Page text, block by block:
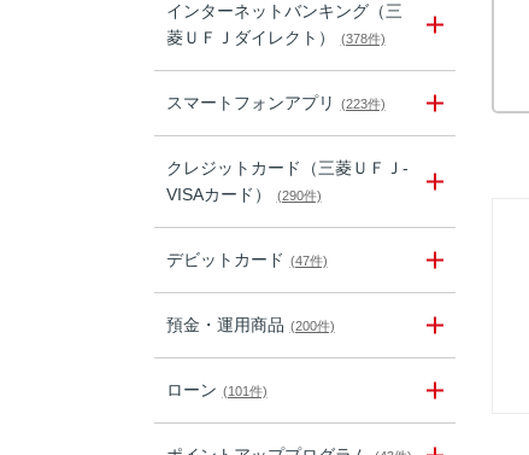
インターネットバンキング（三
菱ＵＦＪダイレクト）
(378件)
スマートフォンアプリ (223件)
クレジットカード（三菱ＵＦＪ-
VISAカード）
(290件)
デビットカード (47件)
預金・運用商品 (200件)
ローン (101件)